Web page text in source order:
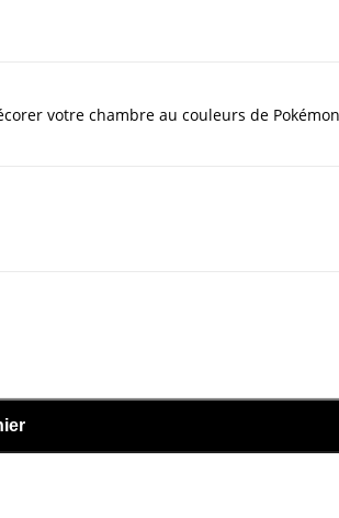
votre chambre au couleurs de Pokémon